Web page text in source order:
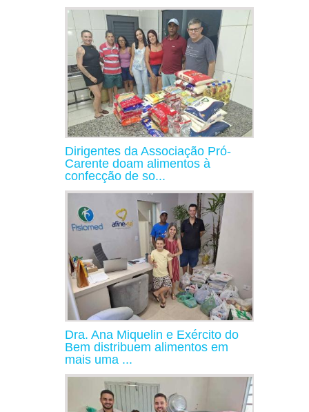
Dirigentes da Associação Pró-
Carente doam alimentos à
confecção de so...
Dra. Ana Miquelin e Exército do
Bem distribuem alimentos em
mais uma ...